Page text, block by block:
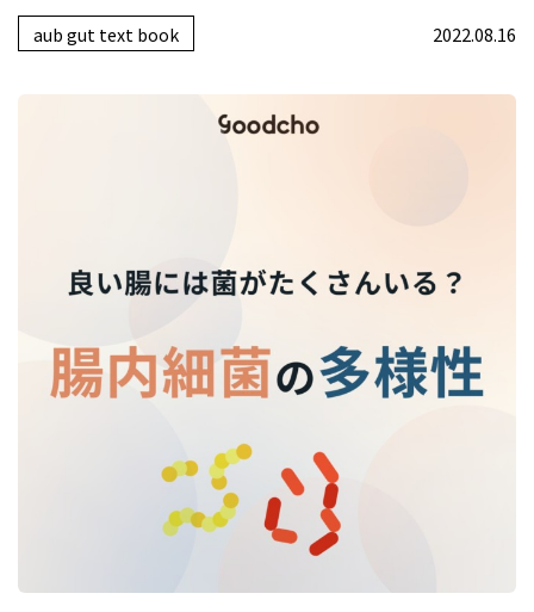
aub gut text book 2022.08.16